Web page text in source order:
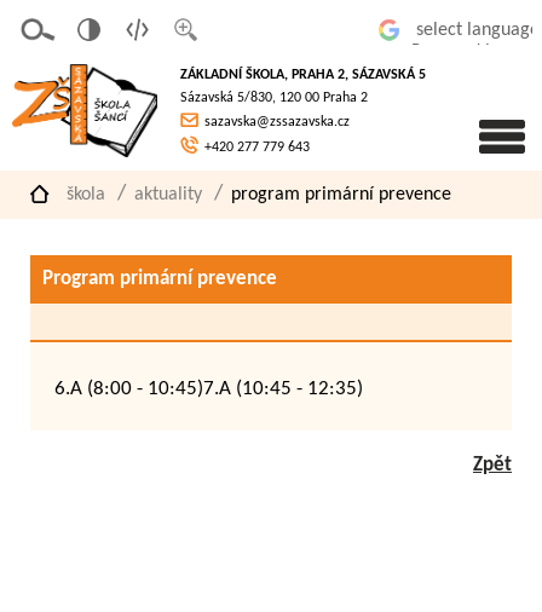
písmo
á
verze
pro
slaboz
raké
ZÁKLADNÍ ŠKOLA, PRAHA 2, SÁZAVSKÁ 5
Sázavská 5/830, 120 00 Praha 2
sazavska@zssazavska.cz
+420 277 779 643
škola aktuality program primární prevence
Program primární prevence
6.A (8:00 - 10:45)7.A (10:45 - 12:35)
Zpět